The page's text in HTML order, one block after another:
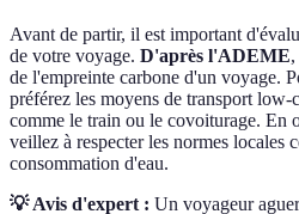
Avant de partir, il est important
de votre voyage. D'après l'ADEME
de l'empreinte carbone d'un voyage.
préférez les moyens de transport low-
comme le train ou le covoiturage. En
veillez à respecter les normes locales
consommation d'eau.
💡 Avis d'expert : Un voyageur